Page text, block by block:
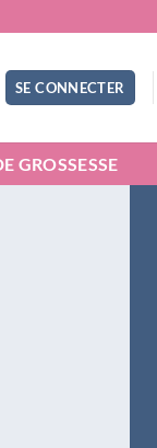
SE CONNECTER
GROSSESSE